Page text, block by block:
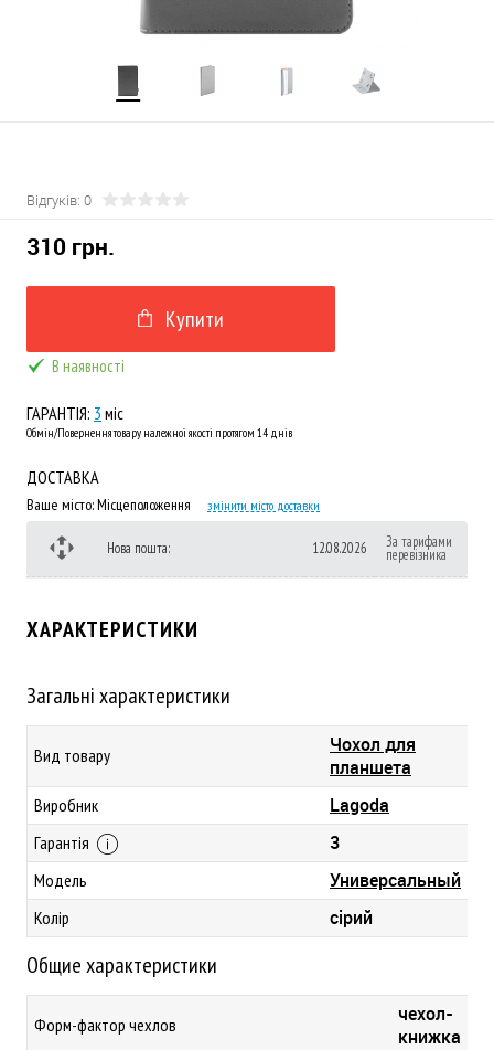
Відгуків: 0
310 грн.
Купити
В наявності
ГАРАНТІЯ: 3 міс
Обмін/Повернення товару належної якості протягом 14 днів
ДОСТАВКА
Ваше місто:Місцеположення змінити місто доставки
Нова пошта: 12.08.2026 За тарифами
перевізника
ХАРАКТЕРИСТИКИ
Загальні характеристики
Вид товару
Чохол для
планшета
Виробник Lagoda
Гарантія 3
Модель Универсальный
Колір сірий
Общие характеристики
Форм-фактор чехлов
чехол-
книжка